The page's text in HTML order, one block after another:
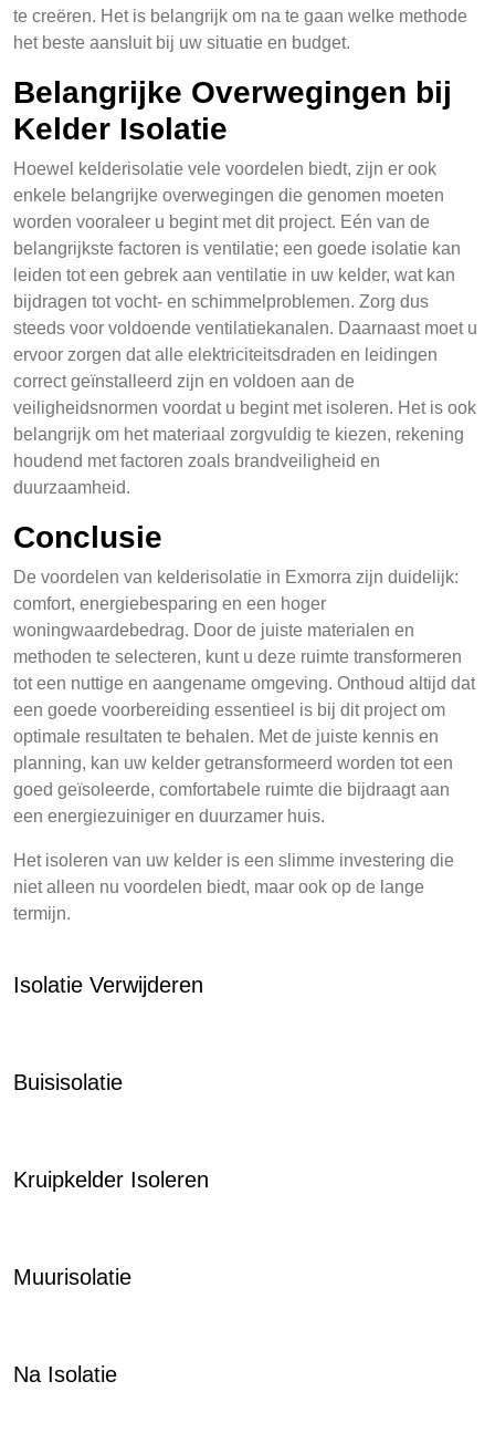
te creëren. Het is belangrijk om na te gaan welke methode
het beste aansluit bij uw situatie en budget.
Belangrijke Overwegingen bij
Kelder Isolatie
Hoewel kelderisolatie vele voordelen biedt, zijn er ook
enkele belangrijke overwegingen die genomen moeten
worden vooraleer u begint met dit project. Eén van de
belangrijkste factoren is ventilatie; een goede isolatie kan
leiden tot een gebrek aan ventilatie in uw kelder, wat kan
bijdragen tot vocht- en schimmelproblemen. Zorg dus
steeds voor voldoende ventilatiekanalen. Daarnaast moet u
ervoor zorgen dat alle elektriciteitsdraden en leidingen
correct geïnstalleerd zijn en voldoen aan de
veiligheidsnormen voordat u begint met isoleren. Het is ook
belangrijk om het materiaal zorgvuldig te kiezen, rekening
houdend met factoren zoals brandveiligheid en
duurzaamheid.
Conclusie
De voordelen van kelderisolatie in Exmorra zijn duidelijk:
comfort, energiebesparing en een hoger
woningwaardebedrag. Door de juiste materialen en
methoden te selecteren, kunt u deze ruimte transformeren
tot een nuttige en aangename omgeving. Onthoud altijd dat
een goede voorbereiding essentieel is bij dit project om
optimale resultaten te behalen. Met de juiste kennis en
planning, kan uw kelder getransformeerd worden tot een
goed geïsoleerde, comfortabele ruimte die bijdraagt aan
een energiezuiniger en duurzamer huis.
Het isoleren van uw kelder is een slimme investering die
niet alleen nu voordelen biedt, maar ook op de lange
termijn.
Isolatie Verwijderen
Buisisolatie
Kruipkelder Isoleren
Muurisolatie
Na Isolatie